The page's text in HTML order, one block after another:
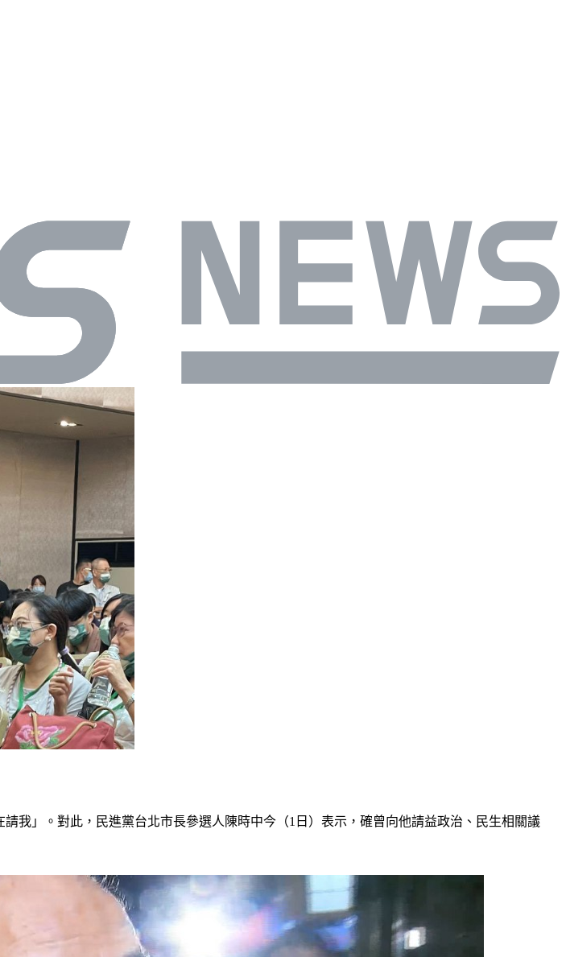
我」。對此，民進黨台北市長參選人陳時中今（1日）表示，確曾向他請益政治、民生相關議